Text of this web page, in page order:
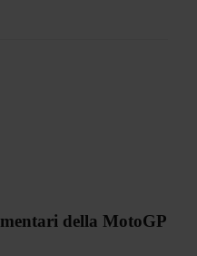
della MotoGP